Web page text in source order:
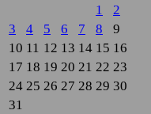
1
2
3
4 5 6 7 8
9
10 11 12 13 14 15 16
17 18 19 20 21 22 23
24 25 26 27 28 29 30
31